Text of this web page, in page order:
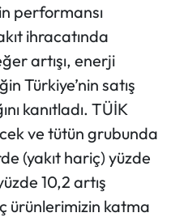
performansı
ihracatında
artışı, enerji
Türkiye’nin satış
kanıtladı. TÜİK
ve tütün grubunda
(yakıt hariç) yüzde
10,2 artış
ürünlerimizin katma